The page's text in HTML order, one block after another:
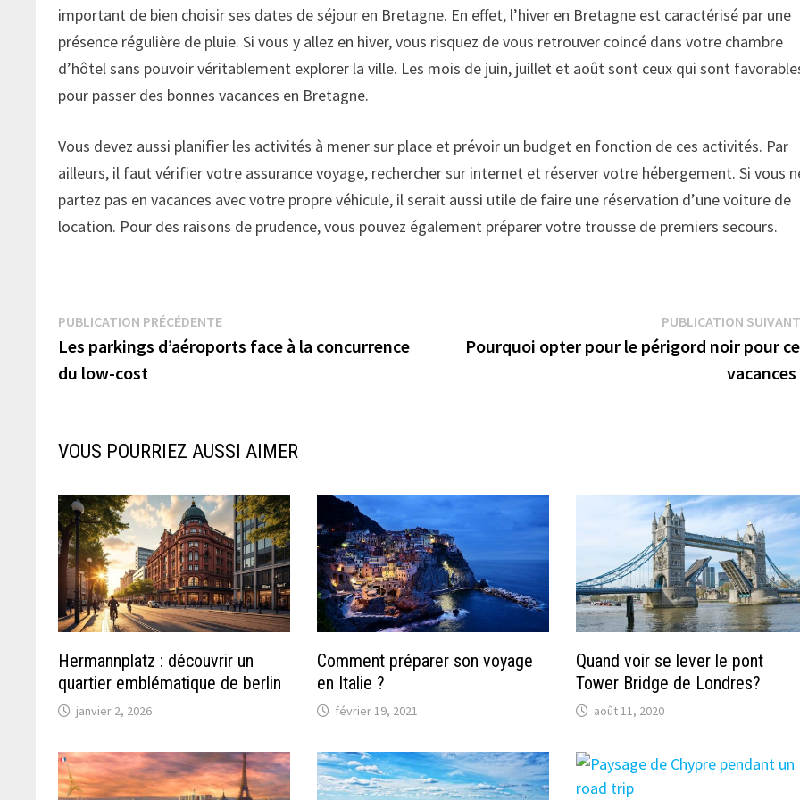
important de bien choisir ses dates de séjour en Bretagne. En effet, l’hiver en Bretagne est caractérisé par une
présence régulière de pluie. Si vous y allez en hiver, vous risquez de vous retrouver coincé dans votre chambre
d’hôtel sans pouvoir véritablement explorer la ville. Les mois de juin, juillet et août sont ceux qui sont
pour passer des bonnes vacances en Bretagne.
Vous devez aussi planifier les activités à mener sur place et prévoir un budget en fonction de ces activités. Par
ailleurs, il faut vérifier votre assurance voyage, rechercher sur internet et réserver votre hébergement. Si vous
partez pas en vacances avec votre propre véhicule, il serait aussi utile de faire une réservation d’une voiture de
location. Pour des raisons de prudence, vous pouvez également préparer votre trousse de premiers secours.
Navigation
de
PUBLICATION PRÉCÉDENTEPublication
précédente :
Les parkings d’aéroports face à la concurrence
du low-cost
PUBLICATION
Pourquoi opter pour le périgord noir pour
vacances
VOUS POURRIEZ AUSSI AIMER
Hermannplatz : découvrir un
quartier emblématique de berlin
janvier 2, 2026
Comment préparer son voyage
en Italie ?
février 19, 2021
Quand voir se lever le pont
Tower Bridge de Londres?
août 11, 2020